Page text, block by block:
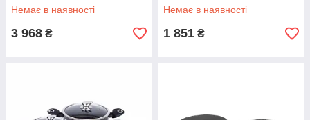
Немає в наявності
3 968 ₴
Немає в наявності
1 851 ₴